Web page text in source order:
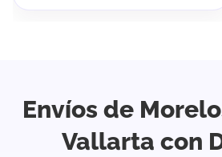
Envíos de
Vallarta con